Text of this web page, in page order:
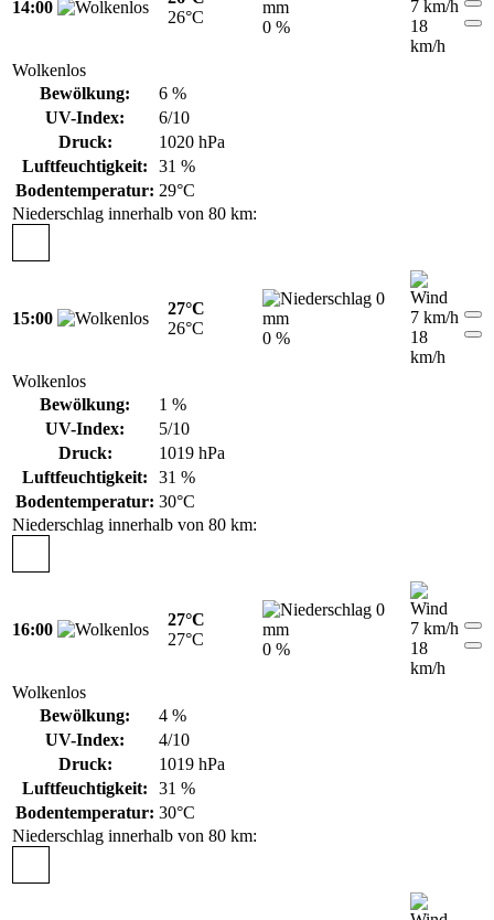
14:00
26°C
mm
0 %
7 km/h
18
km/h
Wolkenlos
Bewölkung:
6 %
UV-Index:
6/10
Druck:
1020 hPa
Luftfeuchtigkeit:
31 %
Bodentemperatur: 29°C
Niederschlag innerhalb von 80 km:
15:00
27°C
26°C
0
mm
0 %
7 km/h
18
km/h
Wolkenlos
Bewölkung:
1 %
UV-Index:
5/10
Druck:
1019 hPa
Luftfeuchtigkeit:
31 %
Bodentemperatur: 30°C
Niederschlag innerhalb von 80 km:
16:00
27°C
27°C
0
mm
0 %
7 km/h
18
km/h
Wolkenlos
Bewölkung:
4 %
UV-Index:
4/10
Druck:
1019 hPa
Luftfeuchtigkeit:
31 %
Bodentemperatur: 30°C
Niederschlag innerhalb von 80 km: